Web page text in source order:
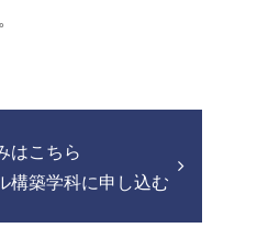
はこちら
構築学科に申し込む